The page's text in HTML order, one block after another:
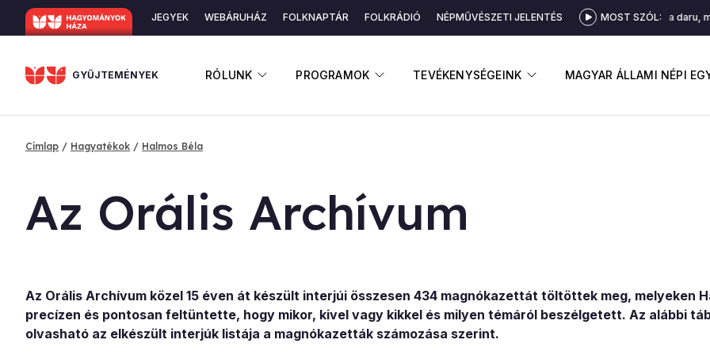
Ugrás
tartalomra
GYŰJTEMÉNYEK RÓLUNK ALMENÜ MEGNYITÁSA
PROGRAMOK ALMENÜ MEGNYITÁSA
TEVÉKENYSÉGEINK ALMENÜ MEGNYITÁSA
MAGYAR ÁLLAMI NÉPI
Másodlagos
JEGYEK WEBÁRUHÁZ FOLKNAPTÁR FOLKRÁDIÓ NÉPMŰVÉSZETI JELENTÉS MOST SZÓL:
Elköltözött a daru,
Címlap Hagyatékok Halmos Béla
Az Orá­lis Ar­chí­vum
Az Orális Archívum közel 15 éven át készült interjúi összesen 434 magnókazettát töltöttek meg, melyeken
precízen és pontosan feltüntette, hogy mikor, kivel vagy kikkel és milyen témáról beszélgetett. Az alábbi
olvasható az elkészült interjúk listája a magnókazetták számozása szerint.